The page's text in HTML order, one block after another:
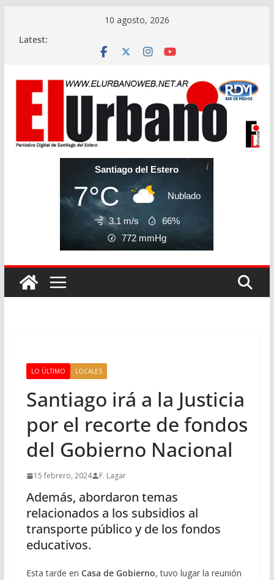
10 agosto, 2026
Latest:
Santiago del Estero
7°C Nublado
3.1 m/s
66%
772 mmHg
LO ÚLTIMO LOCALES
Santiago irá a la Justicia
por el recorte de fondos
del Gobierno Nacional
15 febrero, 2024 F. Lagar
Además, abordaron temas
relacionados a los subsidios al
transporte público y de los fondos
educativos.
Esta tarde en Casa de Gobierno, tuvo lugar la reunión